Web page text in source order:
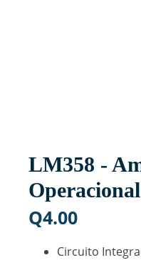
LM358 -
Q4.00
Circuito